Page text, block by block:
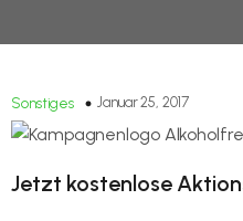
Sonstiges Januar 25, 2017
Jetzt kostenlose